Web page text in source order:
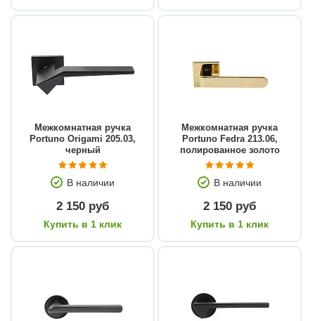
Межкомнатная ручка
Portuno Origami 205.03,
черный
В наличии
2 150 руб
Купить в 1 клик
Межкомнатная ручка
Portuno Fedra 213.06,
полированное золото
В наличии
2 150 руб
Купить в 1 клик